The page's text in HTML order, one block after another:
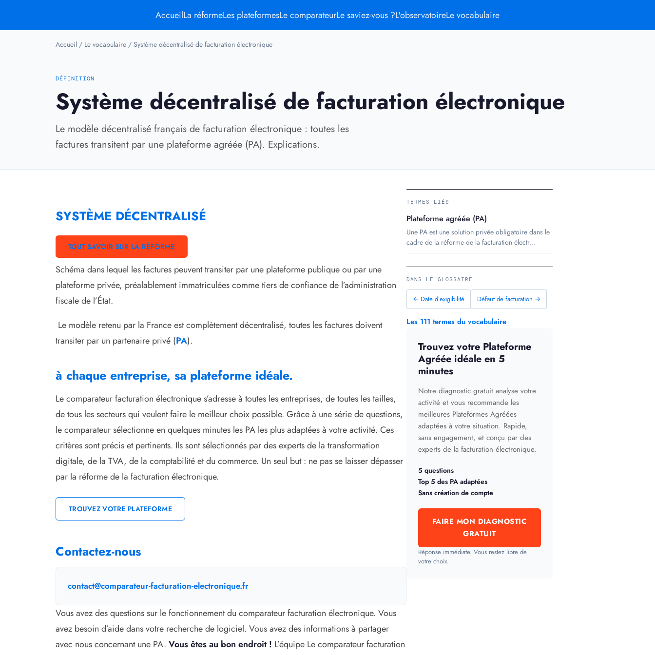
AccueilLa réformeLes plateformesLe comparateurLe saviez-vous ?L'observatoireLe vocabulaire
Accueil / Le vocabulaire / Système décentralisé de facturation électronique
DÉFINITION
Système décentralisé de facturation électronique
Le modèle décentralisé français de facturation électronique : toutes les
factures transitent par une plateforme agréée (PA). Explications.
SYSTÈME DÉCENTRALISÉ
TOUT SAVOIR SUR LA RÉFORME
Schéma dans lequel les factures peuvent transiter par une plateforme publique ou par une
plateforme privée, préalablement immatriculées comme tiers de confiance de l’administration
fiscale de l’État.
Le modèle retenu par la France est complètement décentralisé, toutes les factures doivent
transiter par un partenaire privé (PA).
à chaque entreprise, sa plateforme idéale.
Le comparateur facturation électronique s’adresse à toutes les entreprises, de toutes les tailles,
de tous les secteurs qui veulent faire le meilleur choix possible. Grâce à une série de questions,
le comparateur sélectionne en quelques minutes les PA les plus adaptées à votre activité. Ces
critères sont précis et pertinents. Ils sont sélectionnés par des experts de la transformation
digitale, de la TVA, de la comptabilité et du commerce. Un seul but : ne pas se laisser dépasser
par la réforme de la facturation électronique.
TROUVEZ VOTRE PLATEFORME
Contactez-nous
contact@comparateur-facturation-electronique.fr
Vous avez des questions sur le fonctionnement du comparateur facturation électronique. Vous
avez besoin d’aide dans votre recherche de logiciel. Vous avez des informations à partager
avec nous concernant une PA. Vous êtes au bon endroit ! L’équipe Le comparateur facturation
TERMES LIÉS
Plateforme agréée (PA)
Une PA est une solution privée obligatoire dans le
cadre de la réforme de la facturation électr…
DANS LE GLOSSAIRE
← Date d’exigibilité Défaut de facturation →
Les 111 termes du vocabulaire
Trouvez votre Plateforme
Agréée idéale en 5
minutes
Notre diagnostic gratuit analyse votre
activité et vous recommande les
meilleures Plateformes Agréées
adaptées à votre situation. Rapide,
sans engagement, et conçu par des
experts de la facturation électronique.
5 questions
Top 5 des PA adaptées
Sans création de compte
FAIRE MON DIAGNOSTIC
GRATUIT
Réponse immédiate. Vous restez libre de
votre choix.